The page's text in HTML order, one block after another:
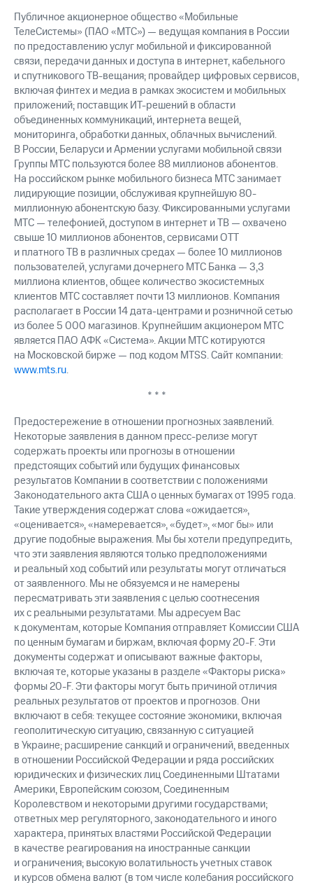
Описание
Еврооблигации-2023
Уведомление
о
погашении
именных
облигаций
Другое
Регистратор
Реквизиты
Контакты
развитие
деловая этика
На главную
Публичное акционерное общество «Мобильные
ТелеСистемы» (ПАО «МТС») — ведущая компания в России
по предоставлению услуг мобильной и фиксированной
связи, передачи данных и доступа в интернет, кабельного
и спутникового ТВ-вещания; провайдер цифровых сервисов,
включая финтех и медиа в рамках экосистем и мобильных
приложений; поставщик ИТ-решений в области
объединенных коммуникаций, интернета вещей,
мониторинга, обработки данных, облачных вычислений.
В России, Беларуси и Армении услугами мобильной связи
Группы МТС пользуются более 88 миллионов абонентов.
На российском рынке мобильного бизнеса МТС занимает
лидирующие позиции, обслуживая крупнейшую 80-
миллионную абонентскую базу. Фиксированными услугами
МТС — телефонией, доступом в интернет и ТВ — охвачено
свыше 10 миллионов абонентов, сервисами OTT
и платного ТВ в различных средах — более 10 миллионов
пользователей, услугами дочернего МТС Банка — 3,3
миллиона клиентов, общее количество экосистемных
клиентов МТС составляет почти 13 миллионов. Компания
располагает в России 14 дата-центрами и розничной сетью
из более 5 000 магазинов. Крупнейшим акционером МТС
является ПАО АФК «Система». Акции МТС котируются
на Московской бирже — под кодом MTSS. Сайт компании:
www.mts.ru.
* * *
Предостережение в отношении прогнозных заявлений.
Некоторые заявления в данном пресс-релизе могут
содержать проекты или прогнозы в отношении
предстоящих событий или будущих финансовых
результатов Компании в соответствии с положениями
Законодательного акта США о ценных бумагах от 1995 года.
Такие утверждения содержат слова «ожидается»,
«оценивается», «намеревается», «будет», «мог бы» или
другие подобные выражения. Мы бы хотели предупредить,
что эти заявления являются только предположениями
и реальный ход событий или результаты могут отличаться
от заявленного. Мы не обязуемся и не намерены
пересматривать эти заявления с целью соотнесения
их с реальными результатами. Мы адресуем Вас
к документам, которые Компания отправляет Комиссии США
по ценным бумагам и биржам, включая форму 20-F. Эти
документы содержат и описывают важные факторы,
включая те, которые указаны в разделе «Факторы риска»
формы 20-F. Эти факторы могут быть причиной отличия
реальных результатов от проектов и прогнозов. Они
включают в себя: текущее состояние экономики, включая
геополитическую ситуацию, связанную с ситуацией
в Украине; расширение санкций и ограничений, введенных
в отношении Российской Федерации и ряда российских
юридических и физических лиц Соединенными Штатами
Америки, Европейским союзом, Соединенным
Королевством и некоторыми другими государствами;
ответных мер регуляторного, законодательного и иного
характера, принятых властями Российской Федерации
в качестве реагирования на иностранные санкции
и ограничения; высокую волатильность учетных ставок
и курсов обмена валют (в том числе колебания российского